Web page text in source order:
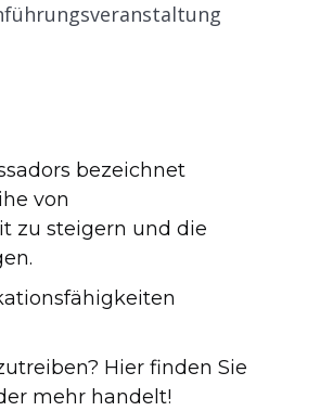
bezeichnet
von
zu steigern und die
Hier finden Sie
mehr handelt!